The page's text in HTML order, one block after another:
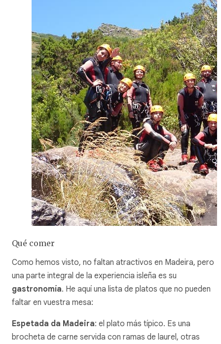
Qué comer
Como hemos visto, no faltan atractivos en Madeira, pero
una parte integral de la experiencia isleña es su
gastronomía. He aquí una lista de platos que no pueden
faltar en vuestra mesa:
Espetada da Madeira: el plato más típico. Es una
brocheta de carne servida con ramas de laurel, otras